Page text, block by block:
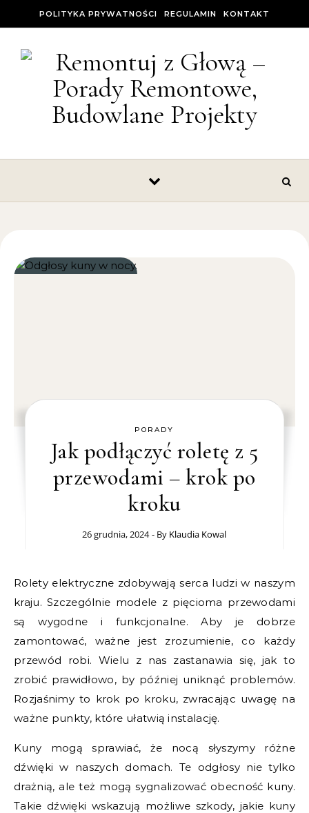
POLITYKA PRYWATNOŚCI REGULAMIN KONTAKT
PORADY
Jak podłączyć roletę z 5
przewodami – krok po
kroku
26 grudnia, 2024 - By Klaudia Kowal
Rolety elektryczne zdobywają serca ludzi w naszym
kraju. Szczególnie modele z pięcioma przewodami
są wygodne i funkcjonalne. Aby je dobrze
zamontować, ważne jest zrozumienie, co każdy
przewód robi. Wielu z nas zastanawia się, jak to
zrobić prawidłowo, by później uniknąć problemów.
Rozjaśnimy to krok po kroku, zwracając uwagę na
ważne punkty, które ułatwią instalację.
Kuny mogą sprawiać, że nocą słyszymy różne
dźwięki w naszych domach. Te odgłosy nie tylko
drażnią, ale też mogą sygnalizować obecność kuny.
Takie dźwięki wskazują możliwe szkody, jakie kuny